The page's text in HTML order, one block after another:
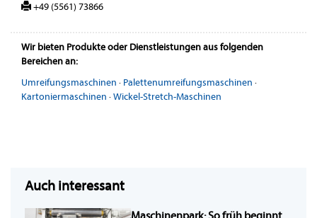
+49 (5561) 73866
Wir bieten Produkte oder Dienstleistungen aus folgenden
Bereichen an:
Umreifungsmaschinen · Palettenumreifungsmaschinen ·
Kartoniermaschinen ·Wickel-Stretch-Maschinen
Auch interessant